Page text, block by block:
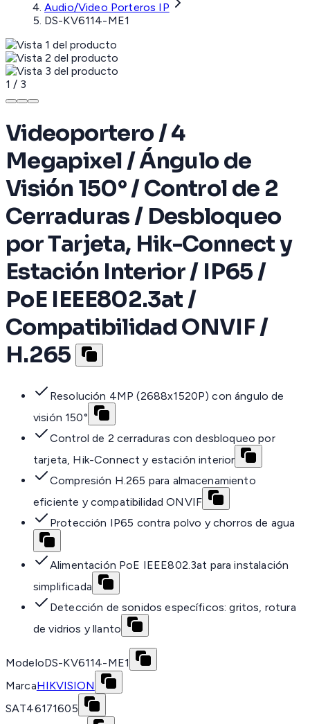
Audio/Video Porteros IP
DS-KV6114-ME1
1 / 3
Videoportero / 4
Megapixel / Ángulo de
Visión 150° / Control de 2
Cerraduras / Desbloqueo
por Tarjeta, Hik-Connect y
Estación Interior / IP65 /
PoE IEEE802.3at /
Compatibilidad ONVIF /
H.265
Resolución 4MP (2688x1520P) con ángulo de
visión 150°
Control de 2 cerraduras con desbloqueo por
tarjeta, Hik-Connect y estación interior
Compresión H.265 para almacenamiento
eficiente y compatibilidad ONVIF
Protección IP65 contra polvo y chorros de agua
Alimentación PoE IEEE802.3at para instalación
simplificada
Detección de sonidos específicos: gritos, rotura
de vidrios y llanto
ModeloDS-KV6114-ME1
MarcaHIKVISION
SAT46171605